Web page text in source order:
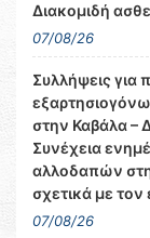
Διακομιδή
07/08/26
Συλλήψεις για
στην Καβάλα –
Συνέχεια
αλλοδαπών
σχετικά με τον
07/08/26